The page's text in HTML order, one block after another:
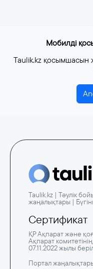
Мобилді
Taulik.kz қосымшасын
Taulik.kz | Тәулік
жаңалықтары |
Сертификат
ҚР Ақпарат және
Ақпарат
07.11.2022 жылы
Портал